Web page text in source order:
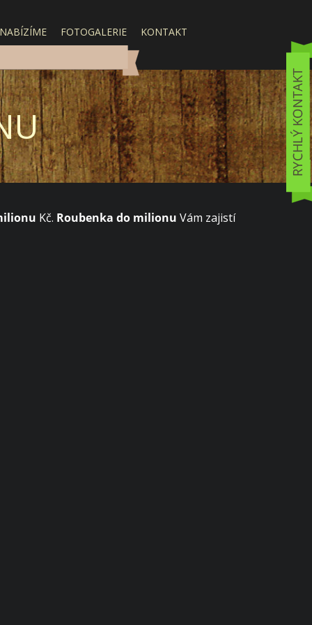
FOTOGALERIE KONTAKT
Kč. Roubenka do milionu Vám zajistí